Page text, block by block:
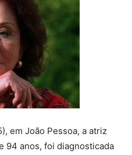
em João Pessoa, a atriz
94 anos, foi diagnosticada